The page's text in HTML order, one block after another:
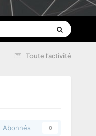
Toute l’activité
Abonnés 0